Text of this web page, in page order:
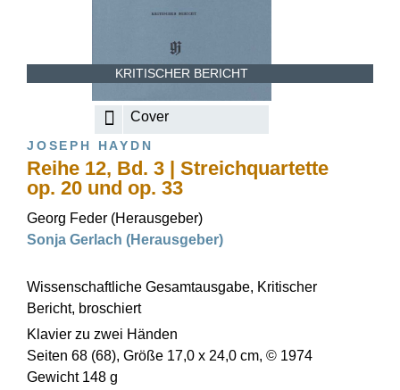
KRITISCHER BERICHT
Cover
JOSEPH HAYDN
Reihe 12, Bd. 3 | Streichquartette
op. 20 und op. 33
Georg Feder (Herausgeber)
Sonja Gerlach (Herausgeber)
Wissenschaftliche Gesamtausgabe, Kritischer
Bericht, broschiert
Klavier zu zwei Händen
Seiten 68 (68), Größe 17,0 x 24,0 cm, © 1974
Gewicht 148 g